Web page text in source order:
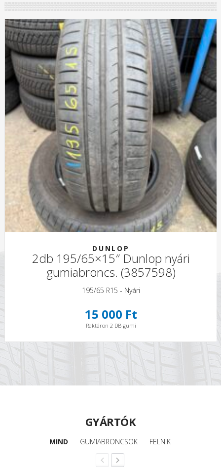
DUNLOP
2db 195/65×15″ Dunlop nyári
gumiabroncs. (3857598)
195/65 R15 - Nyári
15 000 Ft
Raktáron 2 DB gumi
GYÁRTÓK
MIND GUMIABRONCSOK FELNIK